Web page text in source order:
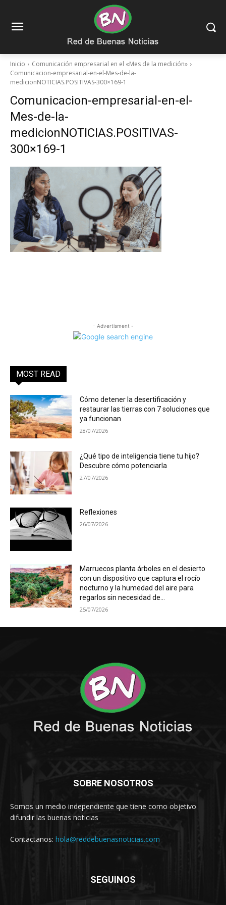
Inicio
Comunicación empresarial en el «Mes de la medición»
Comunicacion-empresarial-en-el-Mes-de-la-
medicionNOTICIAS.POSITIVAS-300×169-1
Comunicacion-empresarial-en-el-
Mes-de-la-
medicionNOTICIAS.POSITIVAS-
300×169-1
- Advertisment -
MOST READ
Cómo detener la desertificación y
restaurar las tierras con 7 soluciones que
ya funcionan
28/07/2026
¿Qué tipo de inteligencia tiene tu hijo?
Descubre cómo potenciarla
27/07/2026
Reflexiones
26/07/2026
Marruecos planta árboles en el desierto
con un dispositivo que captura el rocío
nocturno y la humedad del aire para
regarlos sin necesidad de...
25/07/2026
SOBRE NOSOTROS
Somos un medio independiente que tiene como objetivo
difundir las buenas noticias
Contactanos: hola@reddebuenasnoticias.com
SEGUINOS